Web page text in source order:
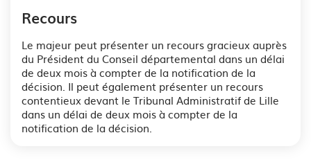
Recours
Le majeur peut présenter un recours gracieux auprès
du Président du Conseil départemental dans un délai
de deux mois à compter de la notification de la
décision. Il peut également présenter un recours
contentieux devant le Tribunal Administratif de Lille
dans un délai de deux mois à compter de la
notification de la décision.